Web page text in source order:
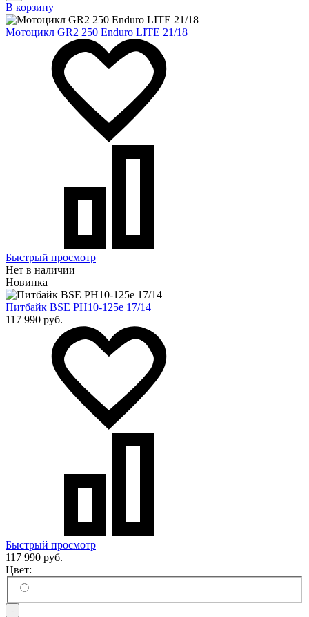
В корзину
Мотоцикл GR2 250 Enduro LITE 21/18
Быстрый просмотр
Нет в наличии
Новинка
Питбайк BSE PH10-125e 17/14
117 990 руб.
Быстрый просмотр
117 990 руб.
Цвет:
-